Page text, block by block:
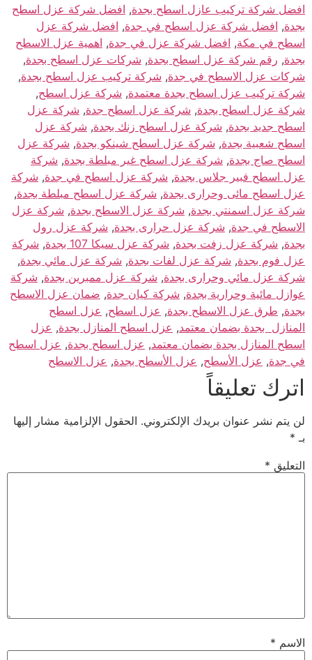
افضل شركة تركيب عازل اسطح بجدة, افضل شركة عزل اسطح
بجدة, افضل شركة عزل اسطح في جدة, افضل شركة عزل
اسطح في مكة, افضل شركة عزل في جدة, اهمية عزل الاسطح
بجدة, رقم شركة عزل اسطح بجدة, شركات عزل اسطح بجدة,
شركات عزل الاسطح في جدة, شركة تركيب عزل اسطح بجدة,
شركة تركيب عزل اسطح بجدة معتمدة, شركة عزل اسطح,
شركة عزل اسطح بجدة, شركة عزل اسطح جدة, شركة عزل
اسطح جديد بجدة, شركة عزل اسطح زنك بجدة, شركة عزل
اسطح شعبية بجدة, شركة عزل اسطح شينكو بجدة, شركة عزل
اسطح صاج بجدة, شركة عزل اسطح غير مبلطة بجدة, شركة
عزل اسطح فبير جلاس بجدة, شركة عزل اسطح في جدة, شركة
عزل اسطح مائى وحرارى بجدة, شركة عزل اسطح مبلطة بجدة,
شركة عزل اسمنتي بجدة, شركة عزل الاسطح بجدة, شركة عزل
الاسطح في جدة, شركة عزل حرارى بجدة, شركة عزل رول
بجدة, شركة عزل زفت بجدة, شركة عزل سيكا 107 بجدة , شركة
عزل فوم بجدة, شركة عزل لفات بجدة, شركة عزل مائي بجدة,
شركة عزل مائي وحرارى بجدة, شركة عزل ممبرين بجدة, شركة
عوازل مائية وحرارية بجدة, شركة كيان جدة, ضمان عزل الاسطح
بجدة, طرق عزل الاسطح بجدة, عزل اسطح, عزل اسطح
المنازل بجدة بضمان معتمد, عزل اسطح المنازل بجدة, عزل
اسطح المنازل بجدة بضمان معتمد, عزل اسطح بجدة, عزل اسطح
في جدة, عزل الأسطح, عزل الأسطح بجدة, عزل الاسطح
اترك تعليقاً
لن يتم نشر عنوان بريدك الإلكتروني. الحقول الإلزامية مشار إليها
بـ *
التعليق *
الاسم *